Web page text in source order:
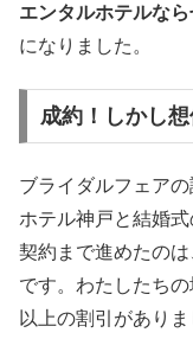
エンタルホテルなら
になりました。
成約！しかし
ブライダルフェア
ホテル神戸と結婚
契約まで進めたの
です。わたしたち
以上の割引がありま